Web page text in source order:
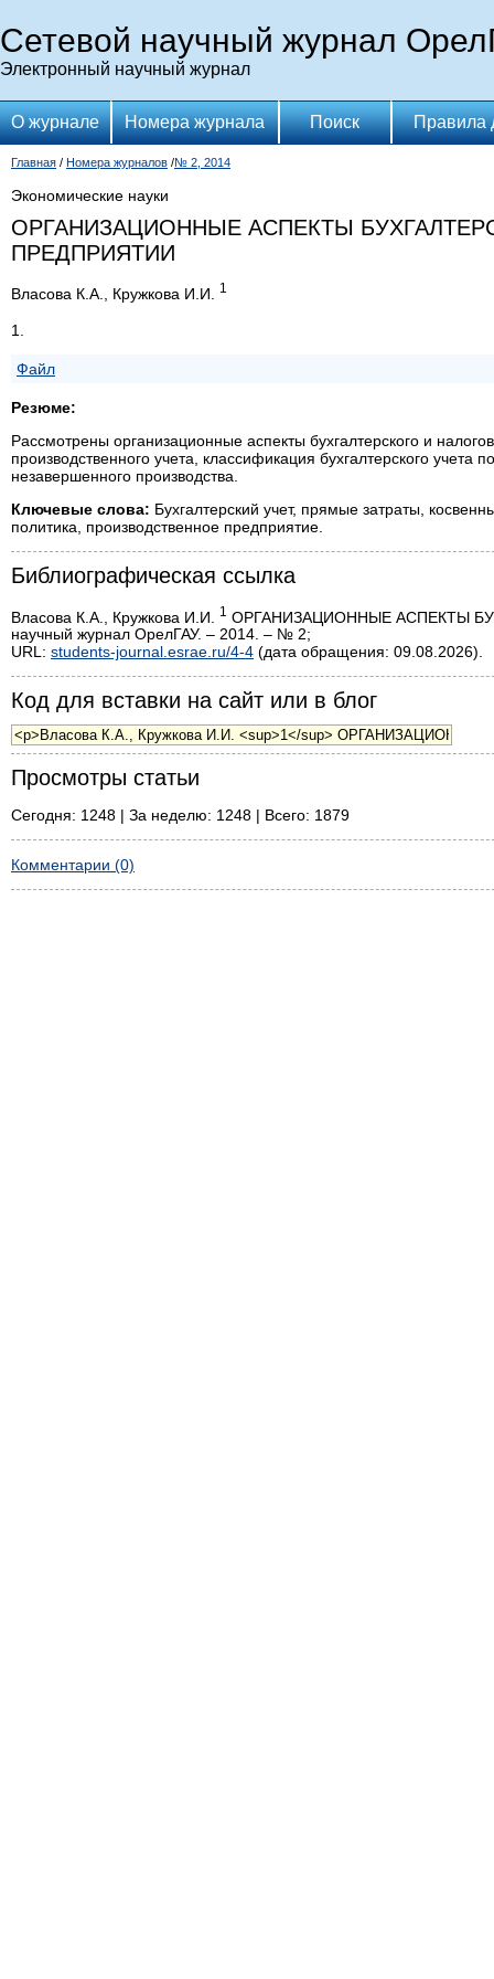
Сетевой научный журнал
Электронный научный журнал
О журнале Номера журнала Поиск Правила
Главная / Номера журналов /№ 2, 2014
Экономические науки
ОРГАНИЗАЦИОННЫЕ АСПЕКТЫ
ПРЕДПРИЯТИИ
Власова К.А., Кружкова И.И. 1
1.
Файл
Резюме:
Рассмотрены организационные аспекты бухгалтерского и
производственного учета, классификация бухгалтерского учета
незавершенного производства.
Ключевые слова: Бухгалтерский учет, прямые затраты,
политика, производственное предприятие.
Библиографическая ссылка
Власова К.А., Кружкова И.И. 1 ОРГАНИЗАЦИОННЫЕ АСПЕКТЫ
научный журнал ОрелГАУ. – 2014. – № 2;
URL: students-journal.esrae.ru/4-4 (дата обращения: 09.08.2026).
Код для вставки на сайт или в блог
Просмотры статьи
Сегодня: 1248 | За неделю: 1248 | Всего: 1879
Комментарии (0)